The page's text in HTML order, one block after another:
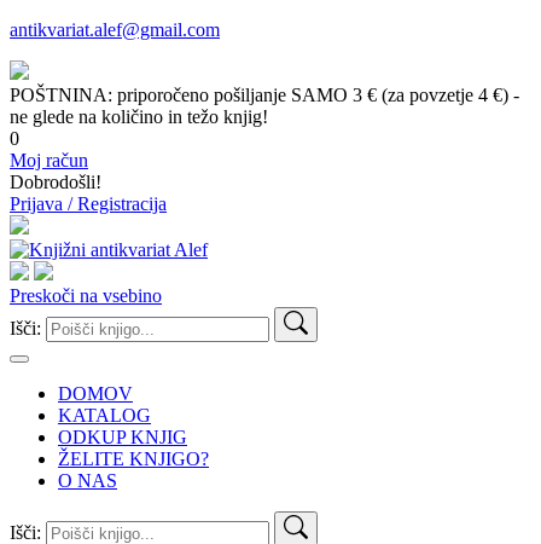
antikvariat.alef@gmail.com
POŠTNINA: priporočeno pošiljanje SAMO 3 € (za povzetje 4 €) -
ne glede na količino in težo knjig!
0
Moj račun
Dobrodošli!
Prijava / Registracija
Preskoči na vsebino
Išči:
DOMOV
KATALOG
ODKUP KNJIG
ŽELITE KNJIGO?
O NAS
Išči: